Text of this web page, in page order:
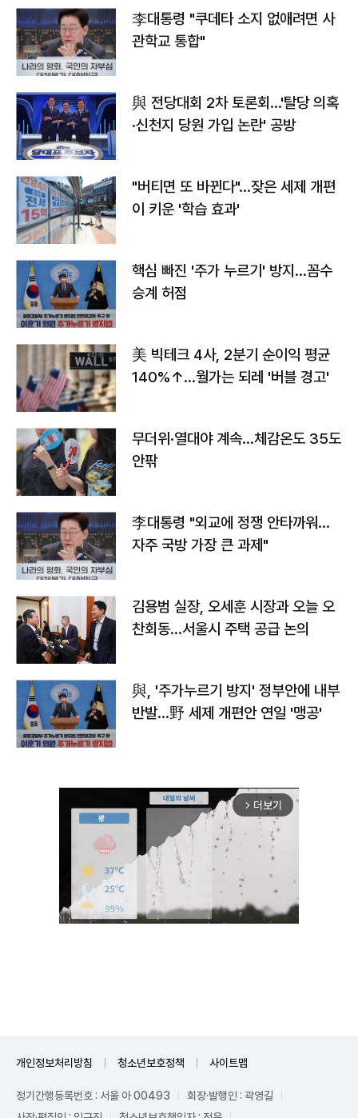
李대통령 "쿠데타 소지 없애려면 사
관학교 통합"
與 전당대회 2차 토론회…'탈당 의혹
·신천지 당원 가입 논란' 공방
"버티면 또 바뀐다"…잦은 세제 개편
이 키운 '학습 효과'
핵심 빠진 '주가 누르기' 방지…꼼수
승계 허점
美 빅테크 4사, 2분기 순이익 평균
140%↑…월가는 되레 '버블 경고'
무더위·열대야 계속…체감온도 35도
안팎
李대통령 "외교에 정쟁 안타까워…
자주 국방 가장 큰 과제"
김용범 실장, 오세훈 시장과 오늘 오
찬회동...서울시 주택 공급 논의
與, '주가누르기 방지' 정부안에 내부
반발…野 세제 개편안 연일 '맹공'
arrow_forward_ios 더보기
개인정보처리방침 청소년보호정책 사이트맵
정기간행등록번호 : 서울 아 00493
회장·발행인 : 곽영길